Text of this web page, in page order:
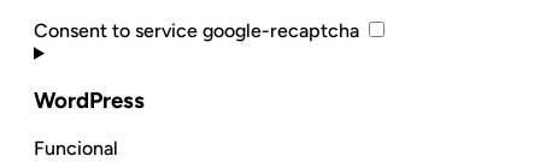
Consent to service google-recaptcha
WordPress
Funcional